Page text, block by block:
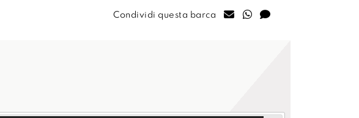
Condividi questa barca